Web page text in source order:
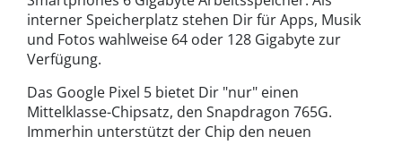
interner Speicherplatz stehen Dir für Apps, Musik
und Fotos wahlweise 64 oder 128 Gigabyte zur
Verfügung.
Das Google Pixel 5 bietet Dir "nur" einen
Mittelklasse-Chipsatz, den Snapdragon 765G.
Immerhin unterstützt der Chip den neuen